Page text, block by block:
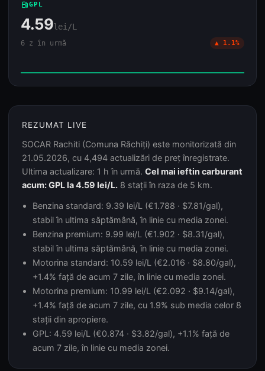
local_gas_stationGPL
4.59lei/L
6 z în urmă ▲ 1.1%
REZUMAT LIVE
SOCAR Rachiti (Comuna Răchiți) este monitorizată din
21.05.2026, cu 4,494 actualizări de preț înregistrate.
Ultima actualizare: 1 h în urmă. Cel mai ieftin carburant
acum: GPL la 4.59 lei/L. 8 stații în raza de 5 km.
Benzina standard: 9.39 lei/L (€1.788 · $7.81/gal),
stabil în ultima săptămână, în linie cu media zonei.
Benzina premium: 9.99 lei/L (€1.902 · $8.31/gal),
stabil în ultima săptămână, în linie cu media zonei.
Motorina standard: 10.59 lei/L (€2.016 · $8.80/gal),
+1.4% față de acum 7 zile, în linie cu media zonei.
Motorina premium: 10.99 lei/L (€2.092 · $9.14/gal),
+1.4% față de acum 7 zile, cu 1.9% sub media celor 8
stații din apropiere.
GPL: 4.59 lei/L (€0.874 · $3.82/gal), +1.1% față de
acum 7 zile, în linie cu media zonei.